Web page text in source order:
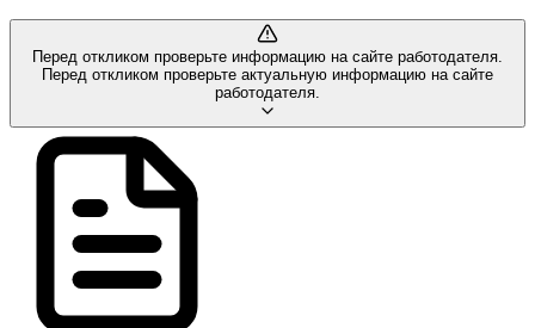
Перед откликом проверьте информацию на сайте работодателя.
Перед откликом проверьте актуальную информацию на сайте
работодателя.